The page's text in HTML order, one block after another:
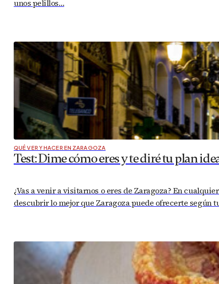
unos pelillos…
QUÉ VER Y HACER EN ZARAGOZA
Test: Dime cómo eres y te diré tu plan
¿Vas a venir a visitarnos o eres de Zaragoza? En
descubrir lo mejor que Zaragoza puede ofrecerte según